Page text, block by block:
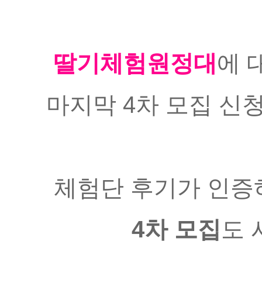
딸기체험원정대에
마지막 4차 모집 신
체험단 후기가 인
4차 모집 도